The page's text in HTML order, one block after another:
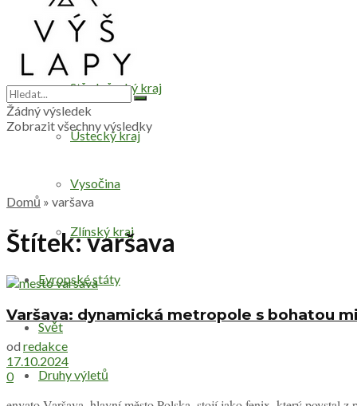
Praha
Středočeský kraj
Ústecký kraj
Vysočina
Zlínský kraj
Evropské státy
Svět
Druhy výletů
Žádný výsledek
Zobrazit všechny výsledky
Domů » varšava
Štítek:varšava
Varšava: dynamická metropole s bohatou
od redakce
17.10.2024
0